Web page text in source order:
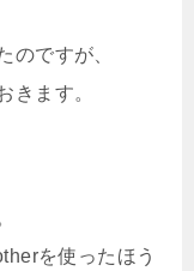
のですが、
きます。
を使ったほう